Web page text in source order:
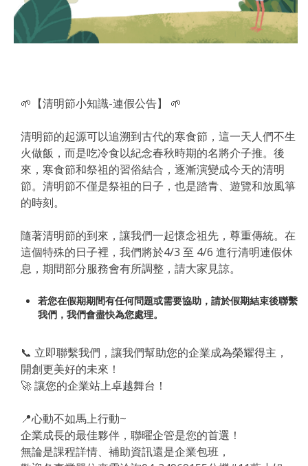
🌱【清明節小知識-連假公告】 🌱
清明節的起源可以追溯到古代的寒食節，這一天人們不生
火做飯，而是吃冷食以紀念春秋時期的名將介子推。後
來，寒食節和祭祖的習俗結合，逐漸演變成今天的清明
節。清明節不僅是祭祖的日子，也是踏青、遊覽和放風箏
的時刻。
隨著清明節的到來，讓我們一起懷念祖先，尊重傳統。在
這個特殊的日子裡，我們將於4/3 至 4/6 進行清明連假休
息，期間部分服務會有所調整，請大家見諒。
若您在假期期間有任何問題或需要協助，請於假期結束後聯繫
我們，我們會盡快為您處理。
📞 立即聯繫我們，讓我們幫助您的企業成為榮耀得主，
開創更美好的未來！
🚀 讓您的企業站上卓越舞台！
📍心動不如馬上行動~
企業成長的最佳夥伴，聯曜企管是您的首選！
無論是課程詳情、補助資訊還是企業包班，